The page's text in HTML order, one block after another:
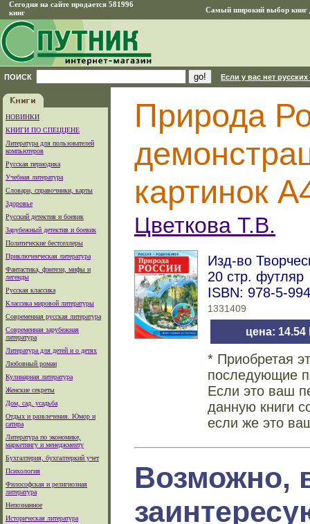
Сегодня на сайте продается 581996
книг
Самый широкий выбор книг
ПОИСК Если у вас нет
НОВИНКИ
КНИГИ ПО СПЕЦЦЕНЕ
Литература для пользователей
компьютеров
Русская периодика
Учебная литература
Словари, справочники, карты
Здоровье
Русский детектив и боевик
Зарубежный детектив и боевик
Политические бестселлеры
Приключенческая литература
Фантастика, фэнтези, мифы и
легенды
Русская классика
Классика мировой литературы
Современная русская литература
Современная зарубежная
литература
Литература для детей и о детях
Любовный роман
Кулинарная литература
Женские секреты
Дом, сад, усадьба
Отдых и развлечения. Юмор и
сатира
Литература по экономике,
маркетингу и менеджменту
Бухгалтерия, бухгалтеркий учет
Психология
Философская и религиозная
литература
Непознанное
Историческая литература
Природа
картинок
Цветкова Т.В.
Изд-во
20 стр. футляр
ISBN: 978-5-
1331409
цена: 14.54
* Приобретая
последующие
Если это ваш
данную книги
если же это
Возможно,